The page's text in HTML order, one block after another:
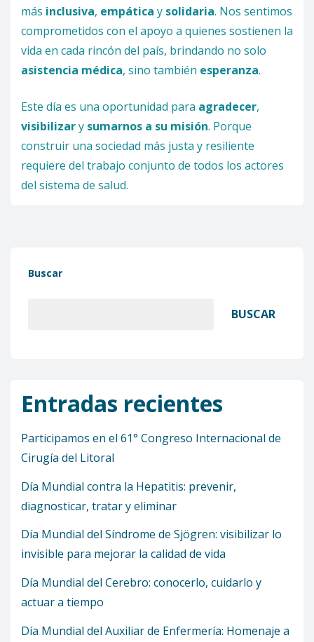
más inclusiva, empática y solidaria. Nos sentimos
comprometidos con el apoyo a quienes sostienen la
vida en cada rincón del país, brindando no solo
asistencia médica, sino también esperanza.
Este día es una oportunidad para agradecer,
visibilizary sumarnos a su misión. Porque
construir una sociedad más justa y resiliente
requiere del trabajo conjunto de todos los actores
del sistema de salud.
Buscar
BUSCAR
Entradas recientes
Participamos en el 61° Congreso Internacional de
Cirugía del Litoral
Día Mundial contra la Hepatitis: prevenir,
diagnosticar, tratar y eliminar
Día Mundial del Síndrome de Sjögren: visibilizar lo
invisible para mejorar la calidad de vida
Día Mundial del Cerebro: conocerlo, cuidarlo y
actuar a tiempo
Día Mundial del Auxiliar de Enfermería: Homenaje a